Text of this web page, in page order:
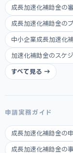
成長加速化補助金の
成長加速化補助金の
中小企業成長加速化
加速化補助金のスケ
すべて見る →
申請実務ガイド
成長加速化補助金の
成長加速化補助金の